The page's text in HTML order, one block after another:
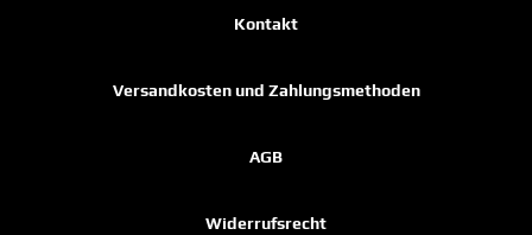
Kontakt
Versandkosten und Zahlungsmethoden
AGB
Widerrufsrecht